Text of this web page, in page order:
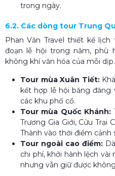
trong ngày.
6.2. Các dòng tour Trung
Phan Văn Travel thiết kế
đoạn lễ hội trong năm, phù
không khí văn hóa của mỗi dịp.
Tour mùa Xuân Tiết:
kết hợp lễ hội băng đăng
các khu phố cổ.
Tour mùa Quốc Khánh:
Trương Gia Giới, Cửu Trại
Thành vào thời điểm
Tour ngoài cao điểm:
chi phí, khởi hành lệch
nhưng vẫn giữ được